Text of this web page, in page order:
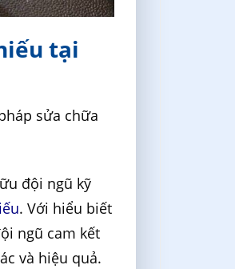
tại
sửa chữa
đội ngũ kỹ
. Với hiểu biết
ngũ cam kết
và hiệu quả.